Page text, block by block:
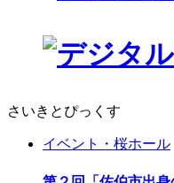
さいきとぴっくす
イベント・桜ホール